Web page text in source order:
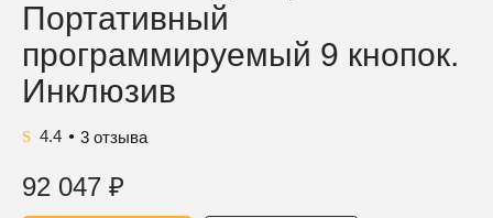
4.4 ● 3 отзыва
Портативный
программируемый 9 кнопок.
Инклюзив
92 047 ₽